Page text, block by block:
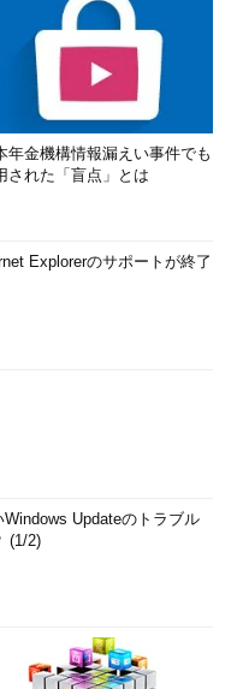
年金機構情報漏えい事件でも
された「盲点」とは
Explorerのサポートが終了
Updateのトラブル
(1/2)